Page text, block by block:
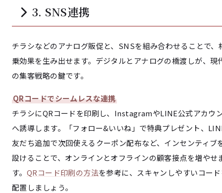
3. SNS連携
チラシなどのアナログ販促と、SNSを組み合わせることで、
乗効果を生み出せます。デジタルとアナログの橋渡しが、現
の集客戦略の鍵です。
QRコードでシームレスな連携
チラシにQRコードを印刷し、InstagramやLINE公式アカウ
へ誘導します。「フォロー&いいね」で特典プレゼント、
友だち追加で次回使えるクーポン配布など、インセンティブ
設けることで、オンラインとオフラインの顧客接点を増やせ
す。 QRコード印刷の方法を参考に、スキャンしやすいコー
配置しましょう。